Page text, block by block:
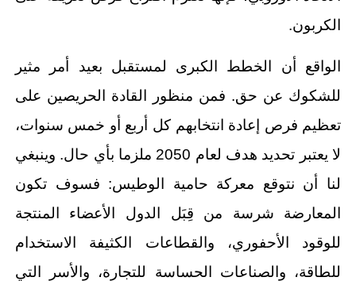
الكربون.
الواقع أن الخطط الكبرى لمستقبل بعيد أمر مثير
للشكوك عن حق. فمن منظور القادة الحريصين على
تعظيم فرص إعادة انتخابهم كل أربع أو خمس سنوات،
لا يعتبر تحديد هدف لعام 2050 ملزما بأي حال. وينبغي
لنا أن نتوقع معركة حامية الوطيس: فسوف تكون
المعارضة شرسة من قِبَل الدول الأعضاء المنتجة
للوقود الأحفوري، والقطاعات الكثيفة الاستخدام
للطاقة، والصناعات الحساسة للتجارة، والأسر التي